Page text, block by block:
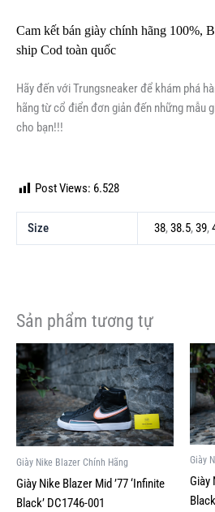
Cam kết bán giày chính hãng 100%,
ship Cod toàn quốc
Hãy đến với Trungsneaker để khám phá
hãng từ cổ điển đơn giản đến những mẫu
cho bạn!!!
Post Views: 6.528
Size 38,38.5,39,
Sản phẩm tương tự
Giày Nike Blazer Chính Hãng
Giày Nike Blazer Mid ’77 ‘Infinite
Black’ DC1746-001
Giá
gốc
là:
2,800,000VND.
Giá
hiện
tại
là:
1,000,000VND.
Sản
phẩm
này
có
nhiều
biến
thể.
Các
tùy
Giày
Giày
Sản
phẩm
này
có
nhiều
biến
thể.
Các
tùy